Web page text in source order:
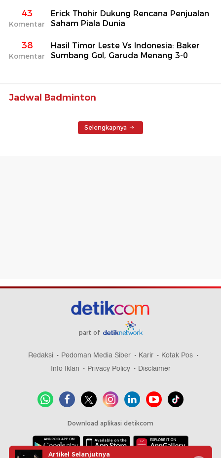
43
Komentar
Erick Thohir Dukung Rencana Penjualan
Saham Piala Dunia
38
Komentar
Hasil Timor Leste Vs Indonesia: Baker
Sumbang Gol, Garuda Menang 3-0
Jadwal Badminton
Selengkapnya
part of
Redaksi Pedoman Media Siber Karir
Kotak Pos
Info Iklan
Privacy Policy Disclaimer
Download aplikasi detikcom
Artikel Selanjutnya